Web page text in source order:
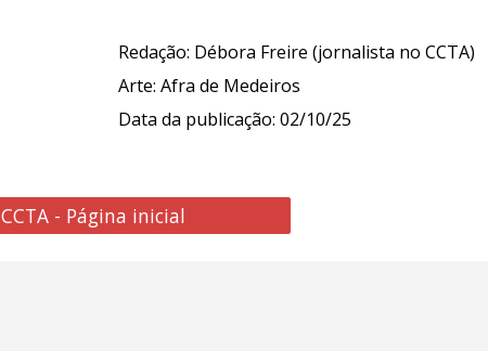
Redação: Débora Freire (jornalista no CCTA)
Arte: Afra de Medeiros
Data da publicação: 02/10/25
CCTA - Página inicial